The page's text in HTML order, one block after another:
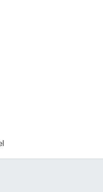
Partner vor